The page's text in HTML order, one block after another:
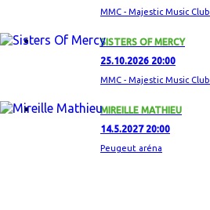
MMC - Majestic Music Club
SISTERS OF MERCY
25.10.2026 20:00
MMC - Majestic Music Club
MIREILLE MATHIEU
14.5.2027 20:00
Peugeut aréna